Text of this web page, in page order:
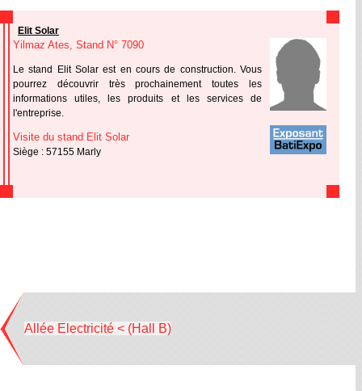
Elit Solar
Yilmaz Ates, Stand N° 7090
Le stand Elit Solar est en cours de construction. Vous
pourrez découvrir très prochainement toutes les
informations utiles, les produits et les services de
l'entreprise.
Visite du stand Elit Solar
Siège : 57155 Marly
Allée Electricité < (Hall B)